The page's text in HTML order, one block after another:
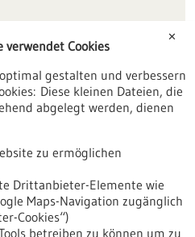
✕
verwendet Cookies
gestalten und verbessern
Diese kleinen Dateien, die
abgelegt werden, dienen
zu ermöglichen
Drittanbieter-Elemente wie
Maps-Navigation zugänglich
Cookies“)
betreiben zu können um zu